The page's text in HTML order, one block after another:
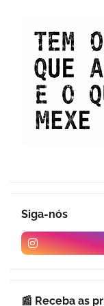
Siga-nós
📰 Receba as